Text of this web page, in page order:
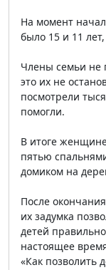
На момент
было 15 и 11
Члены семьи не
это их не
посмотрели
помогли.
В итоге
пятью
домиком на
После
их задумка
детей
настоящее
«Как позволить